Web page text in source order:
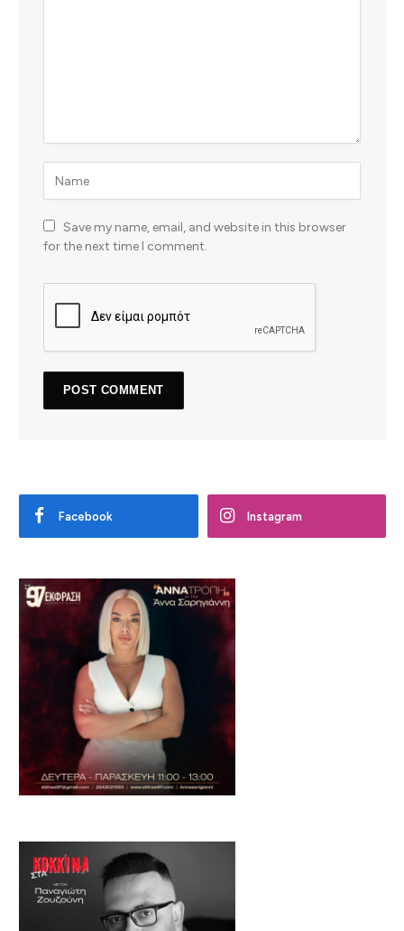
Save my name, email, and website in this browser
for the next time I comment.
Facebook Instagram